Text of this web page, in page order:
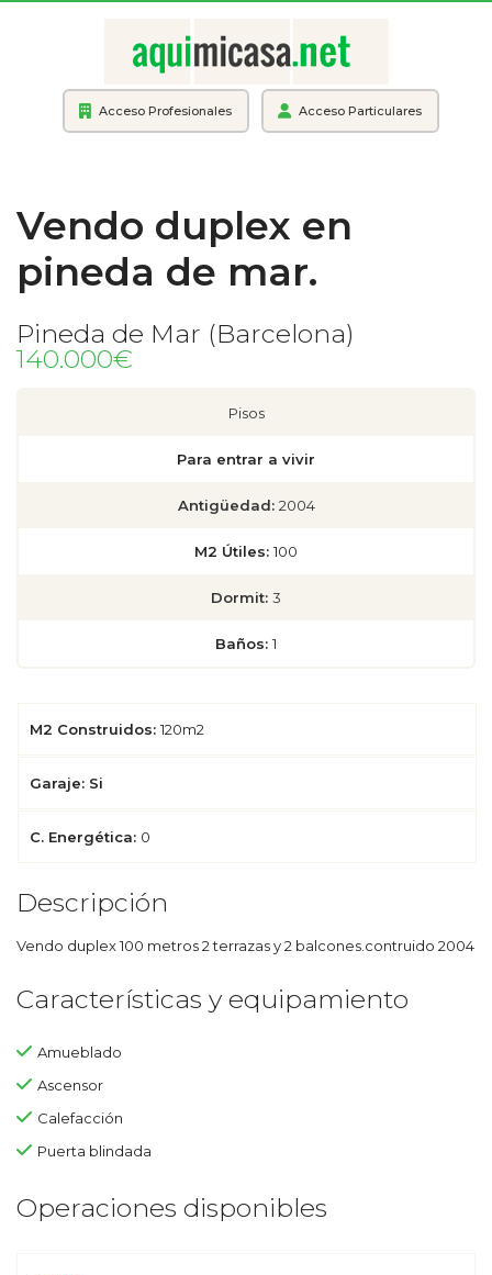
Acceso Profesionales Acceso Particulares
Vendo duplex en
pineda de mar.
Pineda de Mar (Barcelona)
140.000€
Pisos
Para entrar a vivir
Antigüedad: 2004
M2 Útiles: 100
Dormit: 3
Baños: 1
M2 Construidos: 120m2
Garaje: Si
C. Energética: 0
Descripción
Vendo duplex 100 metros 2 terrazas y 2 balcones.contruido 2004
Características y equipamiento
Amueblado
Ascensor
Calefacción
Puerta blindada
Operaciones disponibles